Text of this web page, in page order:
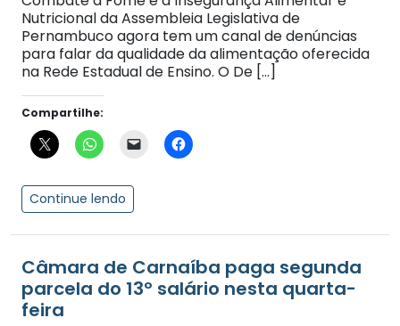
Nutricional da Assembleia Legislativa de
Pernambuco agora tem um canal de denúncias
para falar da qualidade da alimentação oferecida
na Rede Estadual de Ensino. O De […]
Compartilhe:
Continue lendo
Câmara de Carnaíba paga segunda
parcela do 13º salário nesta quarta-
feira